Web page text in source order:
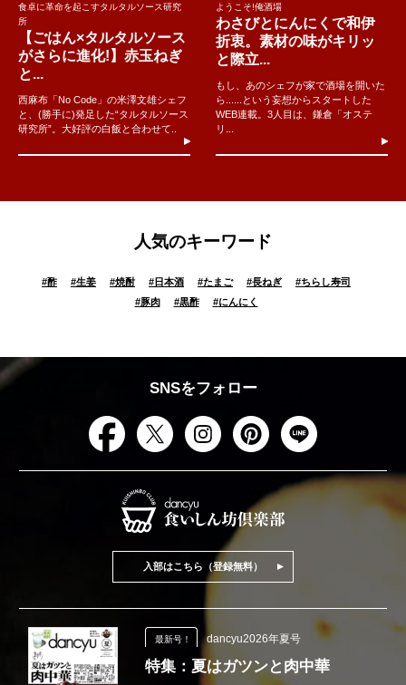
食卓に革命を起こすタルタルソース研究
所
【ごはん×タルタルソース
がさらに進化!】赤玉ねぎ
と...
西麻布「No Code」の米澤文雄シェフ
と、(勝手に)発足した“タルタルソース
研究所”。大好評の白飯と合わせて..
ようこそ!俺酒場
わさびとにんにくで和伊
折衷。素材の味がキリッ
と際立...
もし、あのシェフが家で酒場を開いた
ら......という妄想からスタートした
WEB連載。3人目は、鎌倉「オステ
リ...
人気のキーワード
#酢 #生姜 #焼酎 #日本酒 #たまご #長ねぎ #ちらし寿司
#豚肉 #黒酢 #にんにく
SNSをフォロー
入部はこちら（登録無料）
最新号！ dancyu2026年夏号
特集：夏はガツンと肉中華